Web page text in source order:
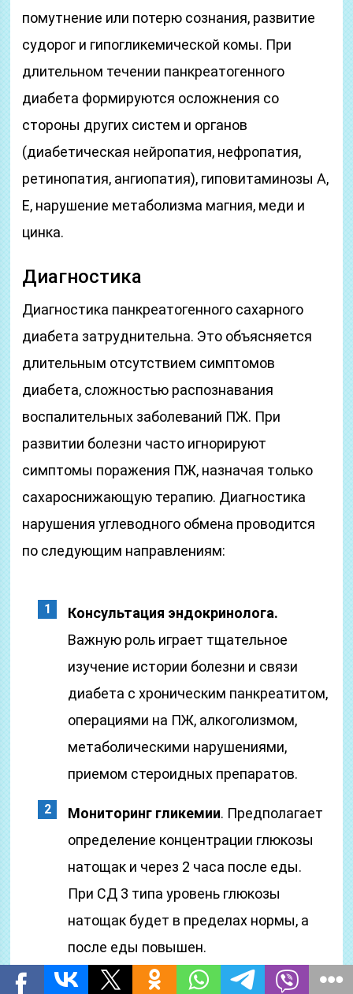
помутнение или потерю сознания, развитие
судорог и гипогликемической комы. При
длительном течении панкреатогенного
диабета формируются осложнения со
стороны других систем и органов
(диабетическая нейропатия, нефропатия,
ретинопатия, ангиопатия), гиповитаминозы А,
Е, нарушение метаболизма магния, меди и
цинка.
Диагностика
Диагностика панкреатогенного сахарного
диабета затруднительна. Это объясняется
длительным отсутствием симптомов
диабета, сложностью распознавания
воспалительных заболеваний ПЖ. При
развитии болезни часто игнорируют
симптомы поражения ПЖ, назначая только
сахароснижающую терапию. Диагностика
нарушения углеводного обмена проводится
по следующим направлениям:
Консультация эндокринолога.
Важную роль играет тщательное
изучение истории болезни и связи
диабета с хроническим панкреатитом,
операциями на ПЖ, алкоголизмом,
метаболическими нарушениями,
приемом стероидных препаратов.
Мониторинг гликемии. Предполагает
определение концентрации глюкозы
натощак и через 2 часа после еды.
При СД 3 типа уровень глюкозы
натощак будет в пределах нормы, а
после еды повышен.
Оценка функции ПЖ. Проводится с